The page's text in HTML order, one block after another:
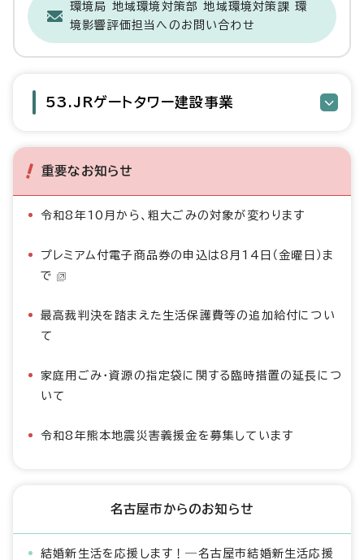
環境局 地域環境対策部 地域環境対策課 環
境影響評価担当へのお問い合わせ
53.JRゲートタワー建設事業
重要なお知らせ
令和8年10月から、粗大ごみの対象が変わります
プレミアム付電子商品券の申込は8月14日（金曜日）ま
で
最高裁判決を踏まえた生活保護費等の追加給付につい
て
家庭用ごみ・資源の指定袋に関する臨時措置の延長につ
いて
令和8年熊本地震災害義援金を募集しています
名古屋市からのお知らせ
結婚新生活を応援します！―名古屋市結婚新生活応援